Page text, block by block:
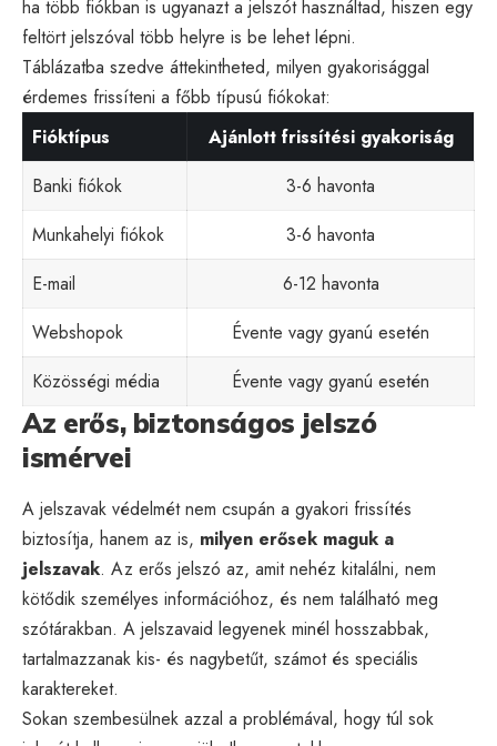
ha több fiókban is ugyanazt a jelszót használtad, hiszen egy
feltört jelszóval több helyre is be lehet lépni.
Táblázatba szedve áttekintheted, milyen gyakorisággal
érdemes frissíteni a főbb típusú fiókokat:
Fióktípus
Ajánlott frissítési gyakoriság
Banki fiókok
3-6 havonta
Munkahelyi fiókok
3-6 havonta
E-mail
6-12 havonta
Webshopok
Évente vagy gyanú esetén
Közösségi média
Évente vagy gyanú esetén
Az erős, biztonságos jelszó
ismérvei
A jelszavak védelmét nem csupán a gyakori frissítés
biztosítja, hanem az is, milyen erősek maguk a
jelszavak. Az erős jelszó az, amit nehéz kitalálni, nem
kötődik személyes információhoz, és nem található meg
szótárakban. A jelszavaid legyenek minél hosszabbak,
tartalmazzanak kis- és nagybetűt, számot és speciális
karaktereket.
Sokan szembesülnek azzal a problémával, hogy túl sok